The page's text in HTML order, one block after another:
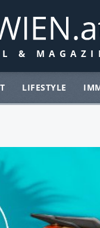
LIFESTYLE